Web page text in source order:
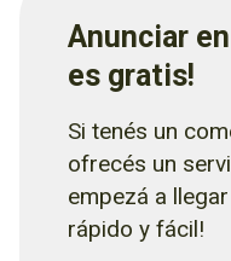
Anunciar
es gratis!
Si tenés un
ofrecés un
empezá a
rápido y fácil!